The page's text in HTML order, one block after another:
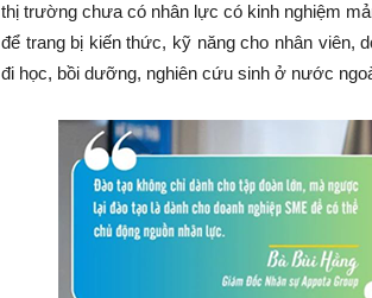
thị trường chưa có nhân lực có kinh nghiệm
để trang bị kiến thức, kỹ năng cho nhân viên,
đi học, bồi dưỡng, nghiên cứu sinh ở nước